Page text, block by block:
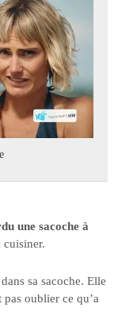
une sacoche à
cuisiner.
sa sacoche. Elle
oublier ce qu’a